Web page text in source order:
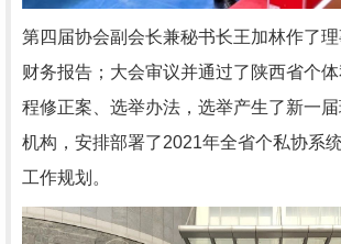
第四届协会副会长兼秘书长王加林作了理
财务报告；大会审议并通过了陕西省个
程修正案、选举办法，选举产生了新一
机构，安排部署了2021年全省个私协系
工作规划。